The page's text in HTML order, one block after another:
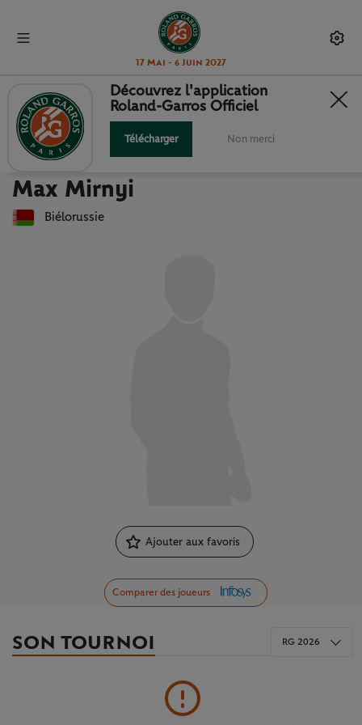
17 Mai - 6 Juin 2027
Retour à la liste des joueuses et joueurs
MAX MIRNYI : FICHE JOUEUR
Max Mirnyi
Biélorussie
Ajouter aux favoris
Comparer des joueurs
SON TOURNOI RG 2026
Découvrez l'application
Roland-Garros Officiel
Télécharger Non merci